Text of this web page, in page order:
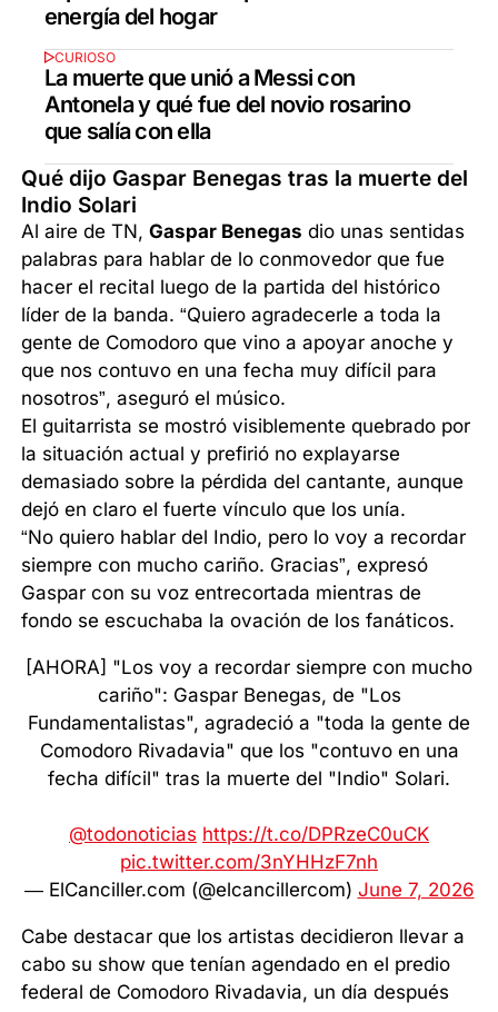
energía del hogar
CURIOSO
La muerte que unió a Messi con
Antonela y qué fue del novio rosarino
que salía con ella
Qué dijo Gaspar Benegas tras la muerte del
Indio Solari
Al aire de TN,Gaspar Benegas dio unas sentidas
palabras para hablar de lo conmovedor que fue
hacer el recital luego de la partida del histórico
líder de la banda. “Quiero agradecerle a toda la
gente de Comodoro que vino a apoyar anoche y
que nos contuvo en una fecha muy difícil para
nosotros”, aseguró el músico.
El guitarrista se mostró visiblemente quebrado por
la situación actual y prefirió no explayarse
demasiado sobre la pérdida del cantante, aunque
dejó en claro el fuerte vínculo que los unía.
“No quiero hablar del Indio, pero lo voy a recordar
siempre con mucho cariño. Gracias”, expresó
Gaspar con su voz entrecortada mientras de
fondo se escuchaba la ovación de los fanáticos.
[AHORA] "Los voy a recordar siempre con mucho
cariño": Gaspar Benegas, de "Los
Fundamentalistas", agradeció a "toda la gente de
Comodoro Rivadavia" que los "contuvo en una
fecha difícil" tras la muerte del "Indio" Solari.
@todonoticias https://t.co/DPRzeC0uCK
pic.twitter.com/3nYHHzF7nh
— ElCanciller.com (@elcancillercom) June 7, 2026
Cabe destacar que los artistas decidieron llevar a
cabo su show que tenían agendado en el predio
federal de Comodoro Rivadavia, un día después